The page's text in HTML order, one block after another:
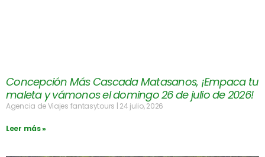
Concepción Más Cascada Matasanos, ¡Empaca tu
maleta y vámonos el domingo 26 de julio de 2026!
Agencia de Viajes fantasytours 24 julio, 2026
Leer más »